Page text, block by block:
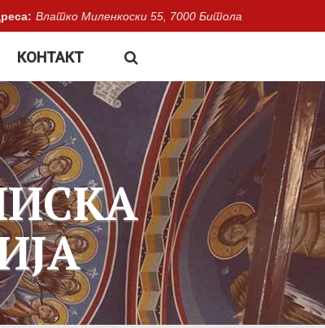
Влатко Миленкоски 55, 7000 Битола
КОНТАКТ